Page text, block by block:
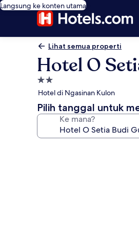
Langsung ke konten utama
Lihat semua properti
Hotel O
Properti
bintang
2.0
Hotel di Ngasinan Kulon
Pilih tanggal untuk
Ke mana?